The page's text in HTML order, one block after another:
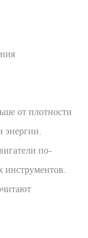
от плотности
энергии.
по-